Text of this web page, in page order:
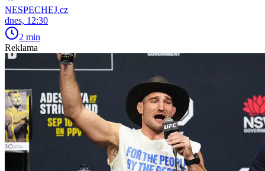
NESPECHEJ.cz
dnes, 12:30
2 min
Reklama